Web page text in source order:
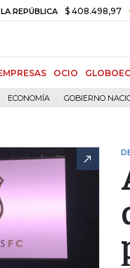
$ 408.498,97 +$
OCIO
ECONOMÍA GOBIERNO